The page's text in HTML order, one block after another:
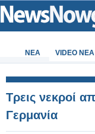
ΝΕΑ VIDEO NEA
Τρεις νεκροί
Γερμανία